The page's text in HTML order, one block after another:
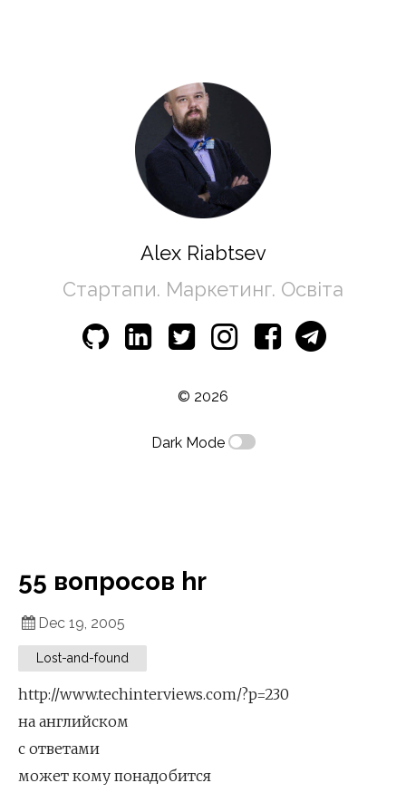
Alex Riabtsev
Стартапи. Маркетинг. Освіта
© 2026
Dark Mode
55 вопросов hr
Dec 19, 2005
Lost-and-found
http://www.techinterviews.com/?p=230
на английском
с ответами
может кому понадобится